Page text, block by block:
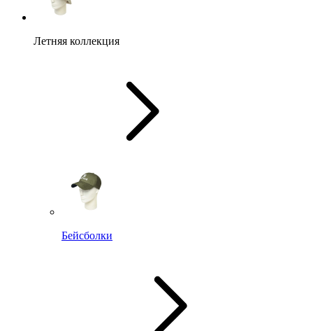
Летняя коллекция
Бейсболки